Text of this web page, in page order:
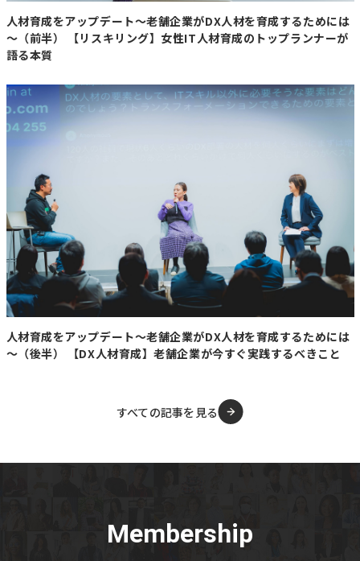
https://www.hokkaido-
np.co.jp/article/1214894/
【要約】
が始まった。2027年夏に完了予定で、長年地域のランド
マークとして親しまれた建物が姿を消すことになる。
・藤丸の歴史と閉店
藤丸は1900年に呉服店として創業し、1930年に百貨店
化。1982年に現在のビルが完成した。道内資本最後の百
貨店だったが、2023年1月に122年の歴史に幕を下ろし
た。
・新店舗への期待
替えを決定。2030年ごろに複合商業施設を開業予定で、
デパ地下や贈答品など百貨店の要素も一部残す方針。
ました。CCCなども入り次の施設のプランニングと資金調
達をこれから行なっていくという事です。解体だけで20億
人材育成をアップデート～老舗企業がDX人材を育成するためには
～（前半） 【リスキリング】女性IT人材育成のトップランナーが
語る本質
人材育成をアップデート～老舗企業がDX人材を育成するためには
～（後半） 【DX人材育成】老舗企業が今すぐ実践するべきこと
すべての記事を見る
Membership